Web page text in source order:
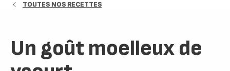
TOUTES NOS RECETTES
Un goût moelleux de